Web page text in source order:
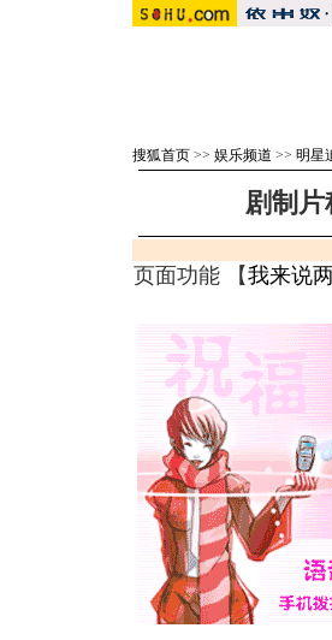
搜狐首页 >> 娱乐频道 >> 明星
剧制
页面功能 【我来说